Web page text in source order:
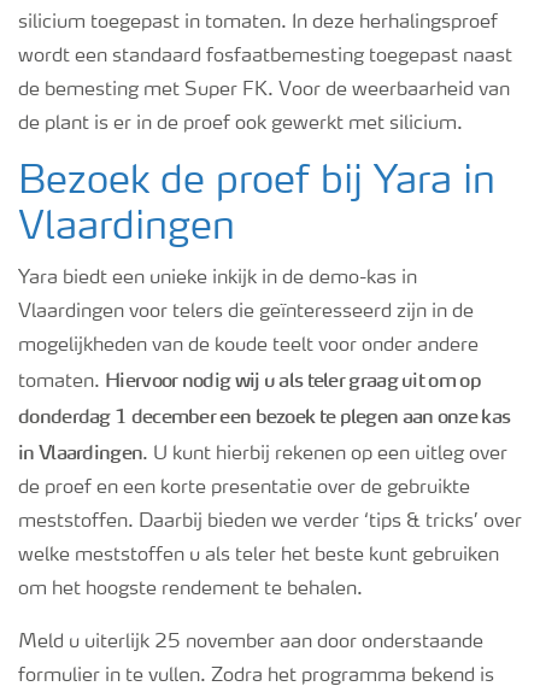
silicium toegepast in tomaten. In deze herhalingsproef
wordt een standaard fosfaatbemesting toegepast naast
de bemesting met Super FK. Voor de weerbaarheid van
de plant is er in de proef ook gewerkt met silicium.
Bezoek de proef bij Yara in
Vlaardingen
Yara biedt een unieke inkijk in de demo-kas in
Vlaardingen voor telers die geïnteresseerd zijn in de
mogelijkheden van de koude teelt voor onder andere
tomaten. Hiervoor nodig wij u als teler graag uit om op
donderdag 1 december een bezoek te plegen aan onze kas
in Vlaardingen. U kunt hierbij rekenen op een uitleg over
de proef en een korte presentatie over de gebruikte
meststoffen. Daarbij bieden we verder ‘tips & tricks’ over
welke meststoffen u als teler het beste kunt gebruiken
om het hoogste rendement te behalen.
Meld u uiterlijk 25 november aan door onderstaande
formulier in te vullen. Zodra het programma bekend is